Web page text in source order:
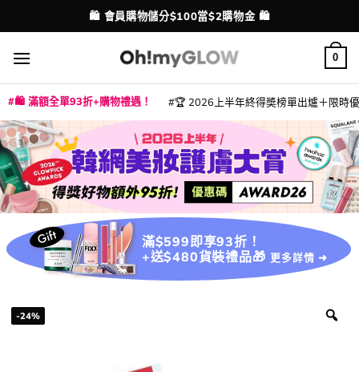
to
content
配送港澳
💳 支援消費券、FPS、八達通、PAYME、信用卡付款
0
🛍️ 滿額全單93折+購物禮遇！ 🏆 2026上半年終得奬榜單出爐＋限時
滿$599即享93折！
+送$480貨裝禮品🎁 更多詳情 ➜
-24%